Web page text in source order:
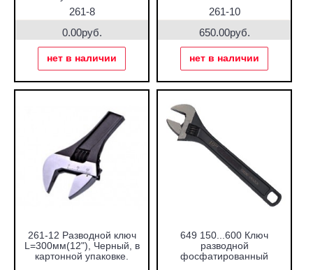
261-8
0.00руб.
нет в наличии
261-10
650.00руб.
нет в наличии
261-12 Разводной ключ
L=300мм(12"), Черный, в
картонной упаковке.
649 150...600 Ключ
разводной
фосфатированный